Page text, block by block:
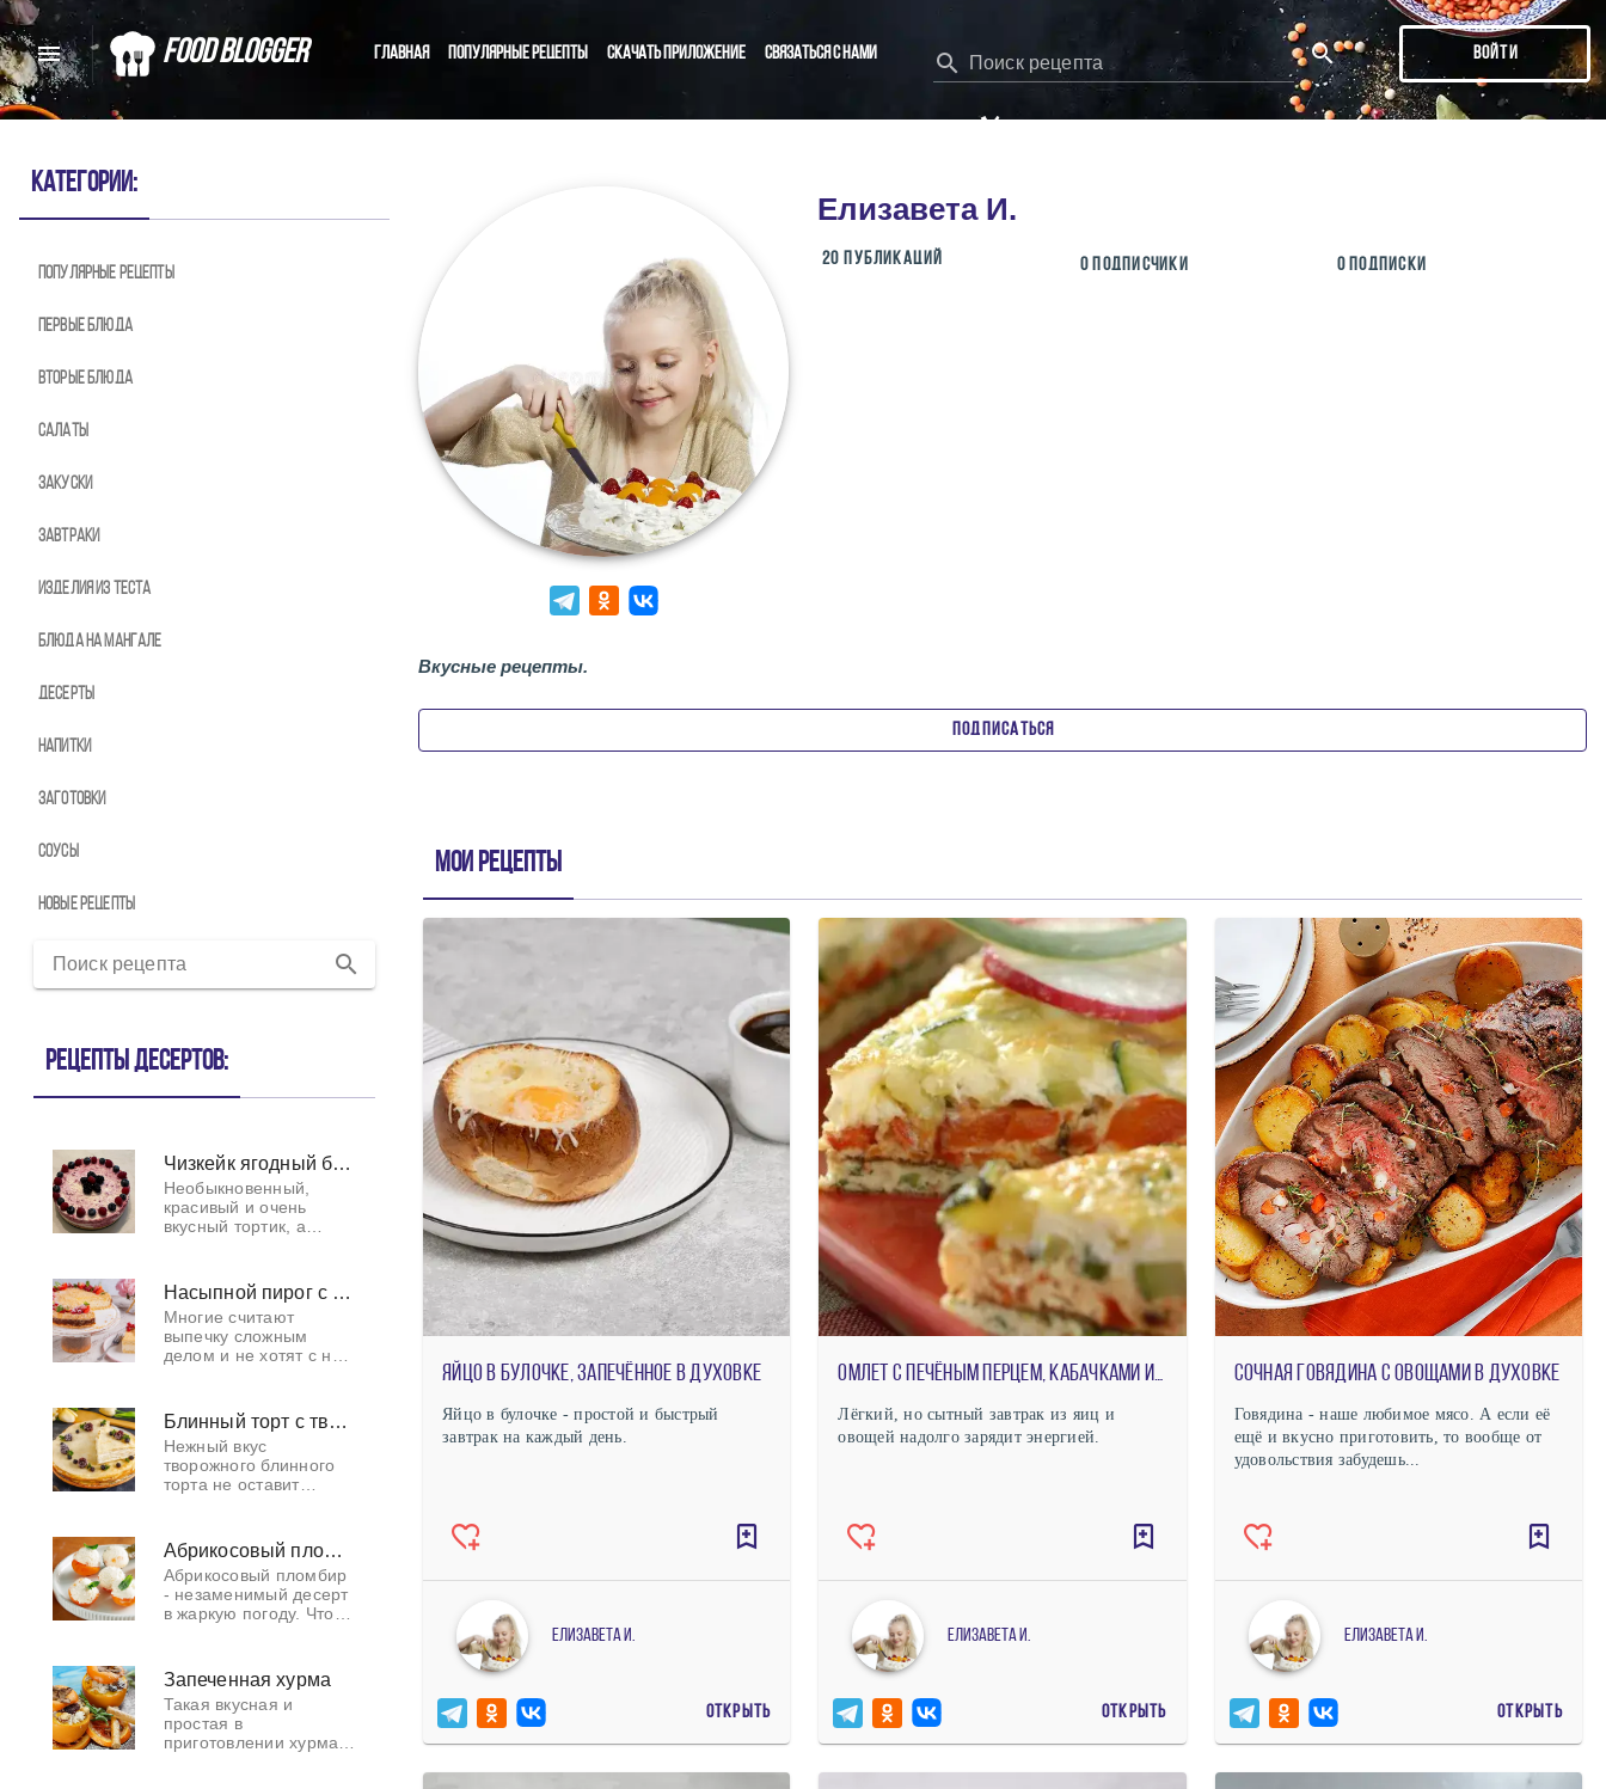
Food Blogger Главная Популярные рецепты Скачать приложение Связаться с нами Поиск рецепта ВОЙТИ
ЛУЧШИЕ РЕЦЕПТЫ СПЕЦИАЛЬНО ДЛЯ ТЕБЯ
Домашние рецепты от обычных пользователей, а лучшие из них показываются в первую очередь!
Категории:
Популярные рецепты
Первые блюда
Вторые блюда
Салаты
Закуски
Завтраки
Изделия из теста
Блюда на мангале
Десерты
Напитки
Заготовки
Соусы
Новые рецепты
Поиск рецепта
Рецепты десертов:
Чизкейк ягодный без выпечки
Необыкновенный,
красивый и очень
вкусный тортик, а
деткам.
Насыпной пирог с творогом
Многие считают
выпечку сложным
делом и не хотят с ней
мнение, ибо готовится
невероятно просто и
быстро. Не в
Блинный торт с творожным сыром
Нежный вкус
творожного блинного
торта не оставит
близких. Они
обязательно попросят
вторую порцию
сладкого десерта
Абрикосовый пломбир
Абрикосовый пломбир
- незаменимый десерт
в жаркую погоду. Что
мороженого? Только
домашнее мороженое,
превращённое в
абрикос
Запеченная хурма
Такая вкусная и
простая в
приготовлении хурма
Елизавета И.
20 публикаций 0 ПОДПИСЧИКИ 0 ПОДПИСКИ
Вкусные рецепты.
ПОДПИСАТЬСЯ
Мои рецепты
Яйцо в булочке, запечённое в духовке
Яйцо в булочке - простой и быстрый
завтрак на каждый день.
Елизавета И.
ОТКРЫТЬ
Омлет с печёным перцем, кабачками и зеленью
Лёгкий, но сытный завтрак из яиц и
овощей надолго зарядит энергией.
Елизавета И.
ОТКРЫТЬ
Сочная говядина с овощами в духовке
Говядина - наше любимое мясо. А если её
ещё и вкусно приготовить, то вообще от
удовольствия забудешь...
Елизавета И.
ОТКРЫТЬ